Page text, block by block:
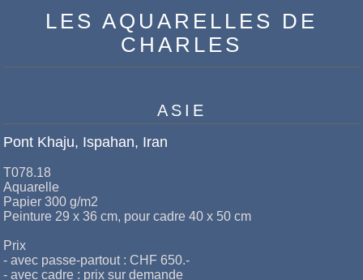
LES AQUARELLES DE
CHARLES
ASIE
Pont Khaju, Ispahan, Iran
T078.18
Aquarelle
Papier 300 g/m2
Peinture 29 x 36 cm, pour cadre 40 x 50 cm
Prix
- avec passe-partout : CHF 650.-
- avec cadre : prix sur demande